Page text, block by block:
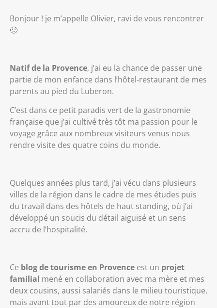
Bonjour ! je m’appelle Olivier, ravi de vous rencontrer
🙂
Natif de la Provence, j’ai eu la chance de passer une
partie de mon enfance dans l’hôtel-restaurant de mes
parents au pied du Luberon.
C’est dans ce petit paradis vert de la gastronomie
française que j’ai cultivé très tôt ma passion pour le
voyage grâce aux nombreux visiteurs venus nous
rendre visite des quatre coins du monde.
Quelques années plus tard, j’ai vécu dans plusieurs
villes de la région dans le cadre de mes études puis
du travail dans des hôtels de haut standing, où j’ai
développé un soucis du détail aiguisé et un sens
accru de l’hospitalité.
Ce blog de tourisme en Provence est un projet
familial mené en collaboration avec ma mère et mes
deux cousins, aussi salariés dans le milieu touristique,
mais avant tout par des amoureux de notre région